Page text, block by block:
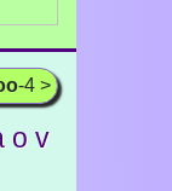
-4 >
o v